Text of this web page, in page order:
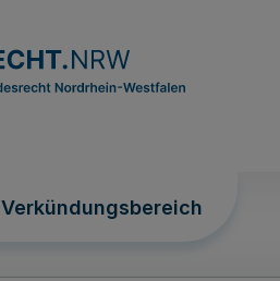
Verkündungsbereich